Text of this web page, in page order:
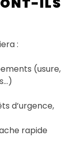
:
(usure,
d’urgence,
rapide